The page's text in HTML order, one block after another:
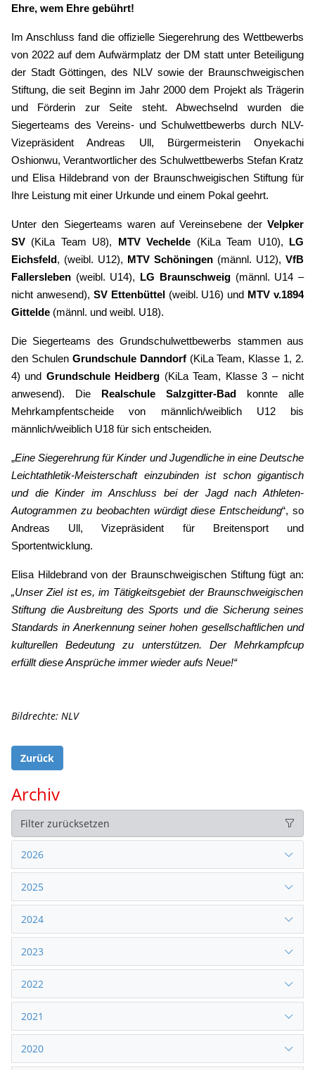
Ehre, wem Ehre gebührt!
Im Anschluss fand die offizielle Siegerehrung des Wettbewerbs
von 2022 auf dem Aufwärmplatz der DM statt unter Beteiligung
der Stadt Göttingen, des NLV sowie der Braunschweigischen
Stiftung, die seit Beginn im Jahr 2000 dem Projekt als Trägerin
und Förderin zur Seite steht. Abwechselnd wurden die
Siegerteams des Vereins- und Schulwettbewerbs durch NLV-
Vizepräsident Andreas Ull, Bürgermeisterin Onyekachi
Oshionwu, Verantwortlicher des Schulwettbewerbs Stefan Kratz
und Elisa Hildebrand von der Braunschweigischen Stiftung für
Ihre Leistung mit einer Urkunde und einem Pokal geehrt.
Unter den Siegerteams waren auf Vereinsebene der Velpker
SV (KiLa Team U8), MTV Vechelde (KiLa Team U10), LG
Eichsfeld, (weibl. U12), MTV Schöningen (männl. U12), VfB
Fallersleben (weibl. U14), LG Braunschweig(männl. U14 –
nicht anwesend), SV Ettenbüttel(weibl. U16) und MTV v.1894
Gittelde (männl. und weibl. U18).
Die Siegerteams des Grundschulwettbewerbs stammen aus
den Schulen Grundschule Danndorf (KiLa Team, Klasse 1, 2.
4) und Grundschule Heidberg (KiLa Team, Klasse 3 – nicht
anwesend). Die Realschule Salzgitter-Bad konnte alle
Mehrkampfentscheide von männlich/weiblich U12 bis
männlich/weiblich U18 für sich entscheiden.
„Eine Siegerehrung für Kinder und Jugendliche in eine Deutsche
Leichtathletik-Meisterschaft einzubinden ist schon gigantisch
und die Kinder im Anschluss bei der Jagd nach Athleten-
Autogrammen zu beobachten würdigt diese Entscheidung“, so
Andreas Ull, Vizepräsident für Breitensport und
Sportentwicklung.
Elisa Hildebrand von der Braunschweigischen Stiftung fügt an:
„Unser Ziel ist es, im Tätigkeitsgebiet der Braunschweigischen
Stiftung die Ausbreitung des Sports und die Sicherung seines
Standards in Anerkennung seiner hohen gesellschaftlichen und
kulturellen Bedeutung zu unterstützen. Der Mehrkampfcup
erfüllt diese Ansprüche immer wieder aufs Neue!“
Bildrechte: NLV
Zurück
Archiv
Filter zurücksetzen
2026
2025
2024
2023
2022
2021
2020